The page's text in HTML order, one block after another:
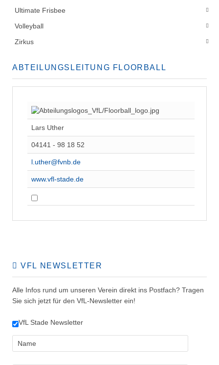
Ultimate Frisbee
Volleyball
Zirkus
ABTEILUNGSLEITUNG FLOORBALL
Lars Uther
04141 - 98 18 52
l.uther@fvnb.de
www.vfl-stade.de
VFL NEWSLETTER
Alle Infos rund um unseren Verein direkt ins Postfach? Tragen
Sie sich jetzt für den VfL-Newsletter ein!
VfL Stade Newsletter